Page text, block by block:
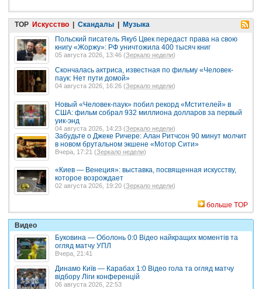
TOP Искусство | Скандалы | Музыка
Польский писатель Якуб Цвек передаст права на свою
книгу «Жоржу»: РФ уничтожила 400 тысяч книг
05 августа 2026, 13:46 (Зеркало недели)
Скончалась актриса, известная по фильму «Человек-
паук: Нет пути домой»
04 августа 2026, 16:26 (Зеркало недели)
Новый «Человек-паук» побил рекорд «Мстителей» в
США: фильм собрал 932 миллиона долларов за первый
уик-энд
04 августа 2026, 14:23 (Зеркало недели)
Забудьте о Джеке Ричере: Алан Ритчсон 90 минут молчит
в новом брутальном экшене «Мотор Сити»
Вчера, 17:21 (Зеркало недели)
«Киев — Венеция»: выставка, посвященная искусству,
которое возрождает
02 августа 2026, 19:20 (Зеркало недели)
больше TOP
Видео
Буковина — Оболонь 0:0 Відео найкращих моментів та
огляд матчу УПЛ
Вчера, 21:41
Динамо Київ — Карабах 1:0 Відео гола та огляд матчу
відбору Ліги конференцій
06 августа 2026, 22:53